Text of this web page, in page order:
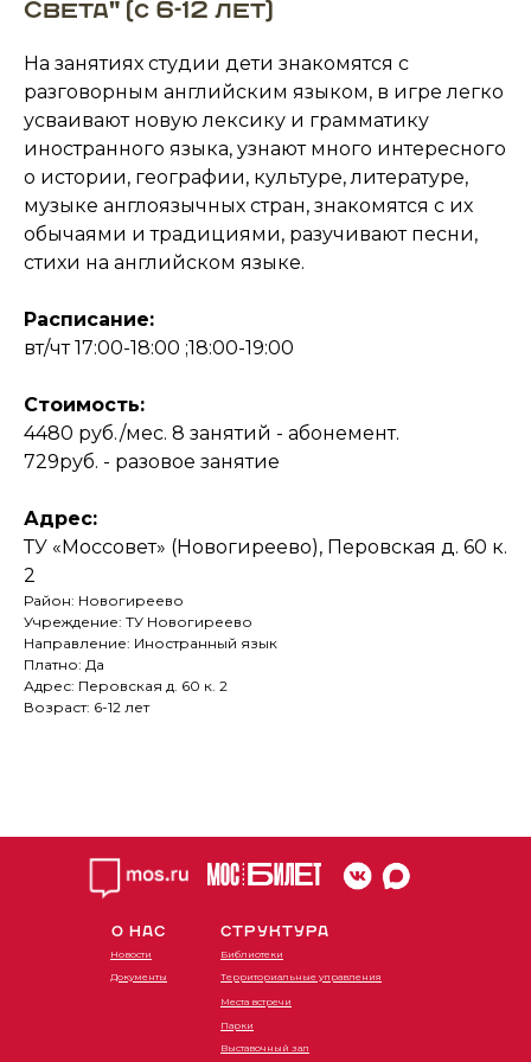
Света" (с 6-12 лет)
На занятиях студии дети знакомятся с
разговорным английским языком, в игре легко
усваивают новую лексику и грамматику
иностранного языка, узнают много интересного
о истории, географии, культуре, литературе,
музыке англоязычных стран, знакомятся с их
обычаями и традициями, разучивают песни,
стихи на английском языке.
Расписание:
вт/чт 17:00-18:00 ;18:00-19:00
Стоимость:
4480 руб./мес. 8 занятий - абонемент.
729руб. - разовое занятие
Адрес:
ТУ «Моссовет» (Новогиреево), Перовская д. 60 к.
2
Район: Новогиреево
Учреждение: ТУ Новогиреево
Направление: Иностранный язык
Платно: Да
Адрес: Перовская д. 60 к. 2
Возраст: 6-12 лет
О НАС
Новости
Документы
СТРУКТУРА
Библиотеки
Территориальные управления
Места встречи
Парки
Выставочный зал